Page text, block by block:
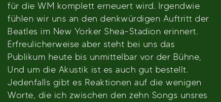
für die WM komplett erneuert wird. Irgendwie
fühlen wir uns an den denkwürdigen Auftritt der
Beatles im New Yorker Shea-Stadion erinnert.
Erfreulicherweise aber steht bei uns das
Publikum heute bis unmittelbar vor der Bühne,
Und um die Akustik ist es auch gut bestellt.
Jedenfalls gibt es Reaktionen auf die wenigen
Worte, die ich zwischen den zehn Songs unsres